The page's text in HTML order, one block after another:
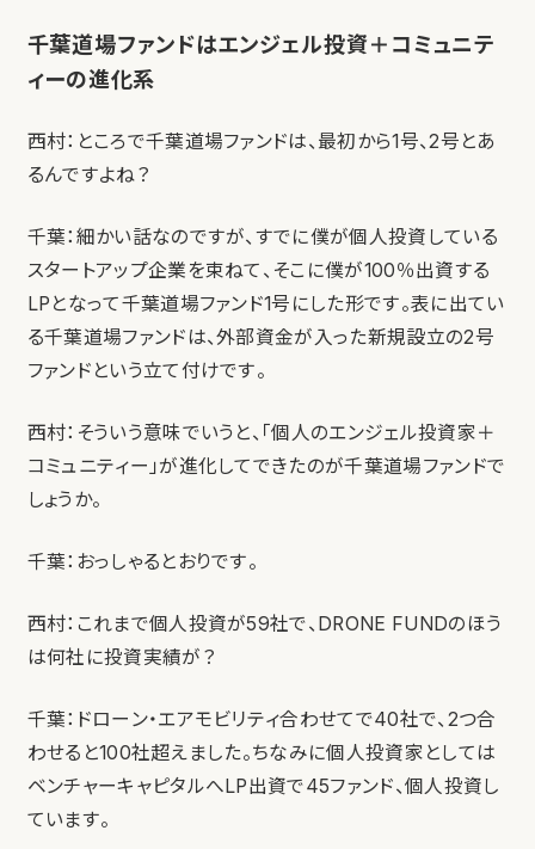
千葉道場ファンドはエンジェル投資＋コミュニテ
ィーの進化系
西村：ところで千葉道場ファンドは、最初から1号、2号とあ
るんですよね？
千葉：細かい話なのですが、すでに僕が個人投資している
スタートアップ企業を束ねて、そこに僕が100％出資する
LPとなって千葉道場ファンド1号にした形です。表に出てい
る千葉道場ファンドは、外部資金が入った新規設立の2号
ファンドという立て付けです。
西村：そういう意味でいうと、「個人のエンジェル投資家＋
コミュニティー」が進化してできたのが千葉道場ファンドで
しょうか。
千葉：おっしゃるとおりです。
西村：これまで個人投資が59社で、DRONE FUNDのほう
は何社に投資実績が？
千葉：ドローン・エアモビリティ合わせてで40社で、2つ合
わせると100社超えました。ちなみに個人投資家としては
ベンチャーキャピタルへLP出資で45ファンド、個人投資し
ています。